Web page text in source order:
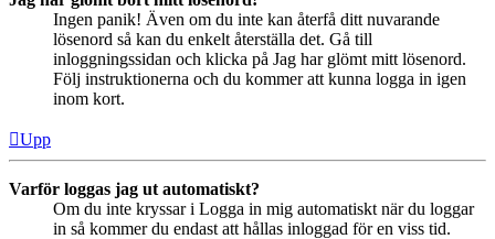
Ingen panik! Även om du inte kan återfå ditt nuvarande
lösenord så kan du enkelt återställa det. Gå till
inloggningssidan och klicka på Jag har glömt mitt lösenord.
Följ instruktionerna och du kommer att kunna logga in igen
inom kort.
Upp
Varför loggas jag ut automatiskt?
Om du inte kryssar i Logga in mig automatiskt när du loggar
in så kommer du endast att hållas inloggad för en viss tid.